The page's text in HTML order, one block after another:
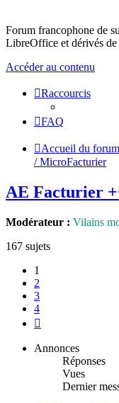
Forum francophone de
LibreOffice et dérivés
Accéder au contenu
Raccourcis
FAQ
Accueil du forum
/ MicroFacturier
AE Facturier
Modérateur : Vilains
167 sujets
1
2
3
4
Annonces
Réponses
Vues
Dernier